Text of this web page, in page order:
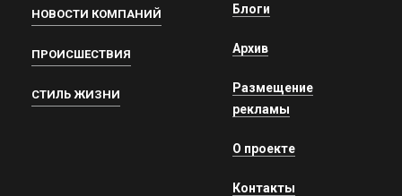
НОВОСТИ КОМПАНИЙ
ПРОИСШЕСТВИЯ
СТИЛЬ ЖИЗНИ
Блоги
Архив
Размещение
рекламы
О проекте
Контакты